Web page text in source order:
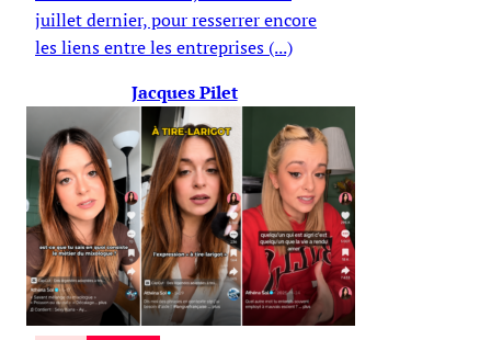
juillet dernier, pour resserrer encore
les liens entre les entreprises (...)
Jacques Pilet